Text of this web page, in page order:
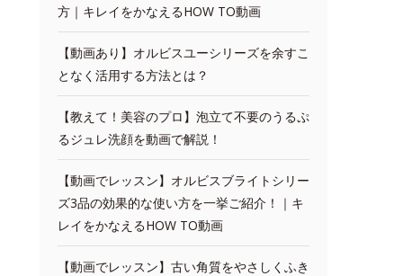
方｜キレイをかなえるHOW TO動画
【動画あり】オルビスユーシリーズを余すこ
となく活用する方法とは？
【教えて！美容のプロ】泡立て不要のうるぷ
るジュレ洗顔を動画で解説！
【動画でレッスン】オルビスブライトシリー
ズ3品の効果的な使い方を一挙ご紹介！｜キ
レイをかなえるHOW TO動画
【動画でレッスン】古い角質をやさしくふき